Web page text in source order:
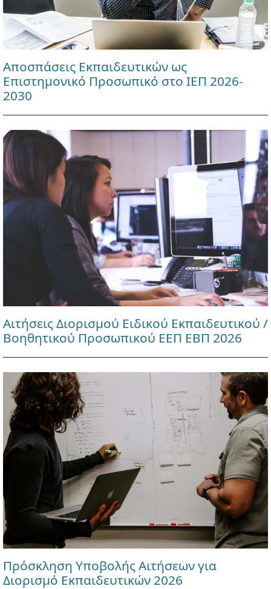
Αποσπάσεις Εκπαιδευτικών ως
Επιστημονικό Προσωπικό στο ΙΕΠ 2026-
2030
Αιτήσεις Διορισμού Ειδικού Εκπαιδευτικού /
Βοηθητικού Προσωπικού ΕΕΠ ΕΒΠ 2026
Πρόσκληση Υποβολής Αιτήσεων για
Διορισμό Εκπαιδευτικών 2026